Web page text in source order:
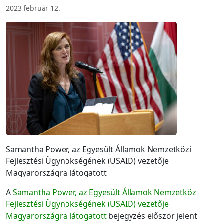
2023 február 12.
Samantha Power, az Egyesült Államok Nemzetközi
Fejlesztési Ügynökségének (USAID) vezetője
Magyarországra látogatott
ASamantha Power, az Egyesült Államok Nemzetközi
Fejlesztési Ügynökségének (USAID) vezetője
Magyarországra látogatott bejegyzés először jelent